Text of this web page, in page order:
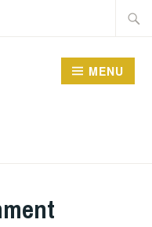
MENU